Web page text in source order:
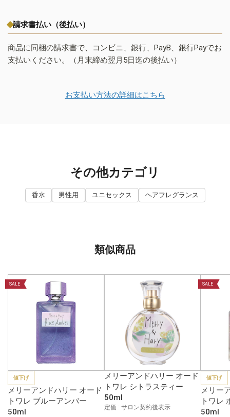
請求書払い（後払い）
商品に同梱の請求書で、コンビニ、銀行、PayB、銀行Payでお
支払いください。（月末締め翌月5日迄の後払い）
お支払い方法の詳細はこちら
その他カテゴリ
香水 男性用 ユニセックス ヘアフレグランス
類似商品
SALE
値下げ
メリーアンドハリー オード
トワレ ブルーアンバー
50ml
メリーアンドハリー オード
トワレ シトラスティー
50ml
定価 : サロン契約後表示
SALE
値下げ
メリー
トワレ
50ml